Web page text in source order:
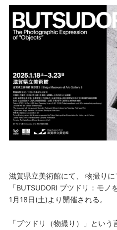
滋賀県立美術館にて、 物撮り
「BUTSUDORI ブツドリ：モ
1月18日(土)より開催される。
「ブツドリ（物撮り）」とい